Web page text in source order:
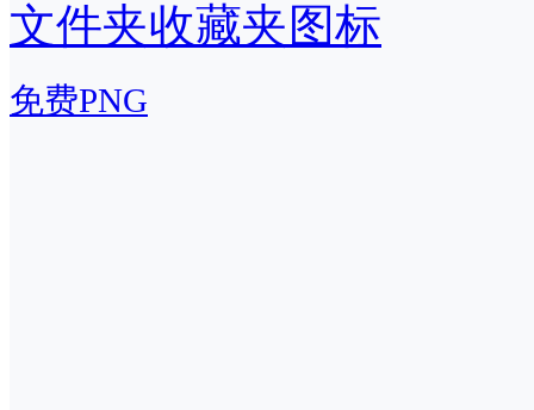
文件夹收藏夹图标
免费PNG